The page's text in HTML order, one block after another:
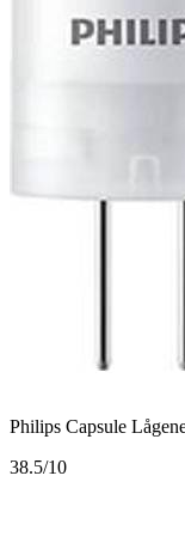
Philips Capsule
38.5/10